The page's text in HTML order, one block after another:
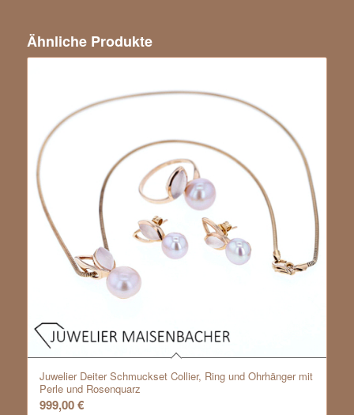
Ähnliche Produkte
Juwelier Deiter Schmuckset Collier, Ring und Ohrhänger mit
Perle und Rosenquarz
999,00€